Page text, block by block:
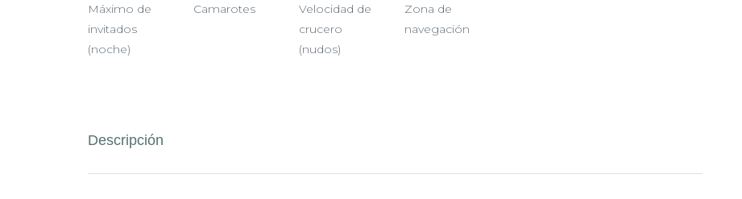
Máximo de
invitados
(noche)
Camarotes
Velocidad de
crucero
(nudos)
Zona de
navegación
Descripción